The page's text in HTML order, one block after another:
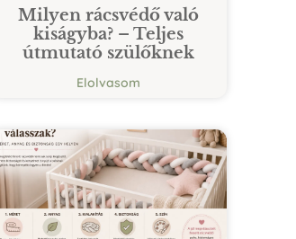
Milyen rácsvédő való
kiságyba? – Teljes
útmutató szülőknek
Elolvasom